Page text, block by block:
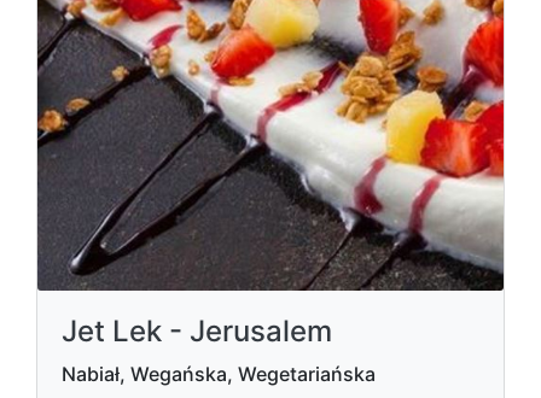
Jet Lek - Jerusalem
Nabiał, Wegańska, Wegetariańska